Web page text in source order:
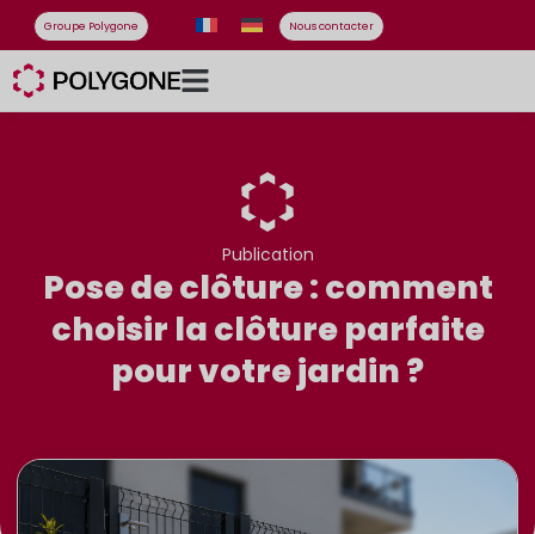
Groupe Polygone Nous contacter
Publication
Pose de clôture : comment
choisir la clôture parfaite
pour votre jardin ?